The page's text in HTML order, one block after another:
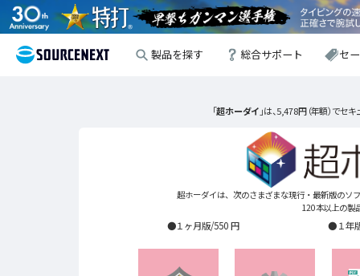
製品を探す 総合サポート セ
「超ホーダイ 」は、5,478円（年額）で
超ホーダイは、次のさまざまな現行・最新版のソ
120本以上の製
●１ヶ月版/550 円 ●１年